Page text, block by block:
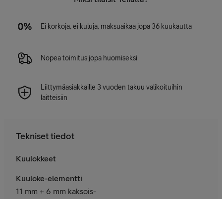
Ei korkoja, ei kuluja, maksuaikaa jopa 36 kuukautta
Nopea toimitus jopa huomiseksi
Liittymäasiakkaille 3 vuoden takuu valikoituihin
laitteisiin
Tekniset tiedot
Kuulokkeet
Kuuloke-elementti
11 mm + 6 mm kaksois-